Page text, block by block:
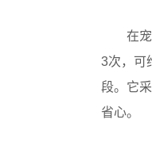
在
3次，可
段。它
省心。